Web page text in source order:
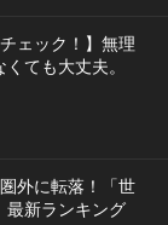
ェック！】無理
ても大丈夫。
外に転落！「世
最新ランキング